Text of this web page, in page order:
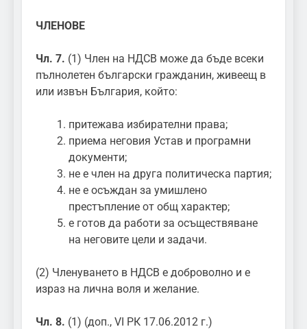
ЧЛЕНОВЕ
Чл. 7. (1) Член на НДСВ може да бъде всеки
пълнолетен български гражданин, живеещ в
или извън България, който:
притежава избирателни права;
приема неговия Устав и програмни
документи;
не е член на друга политическа партия;
не е осъждан за умишлено
престъпление от общ характер;
е готов да работи за осъществяване
на неговите цели и задачи.
(2) Членуването в НДСВ е доброволно и е
израз на лична воля и желание.
Чл. 8. (1) (доп., VI РК 17.06.2012 г.)